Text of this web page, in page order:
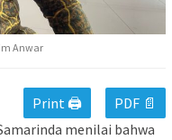
Anwar
Print 🖨
PDF 📄
menilai bahwa